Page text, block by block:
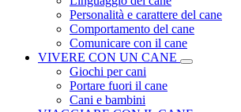
Personalità e carattere del cane
Comportamento del cane
Comunicare con il cane
VIVERE CON UN CANE
Giochi per cani
Portare fuori il cane
Cani e bambini